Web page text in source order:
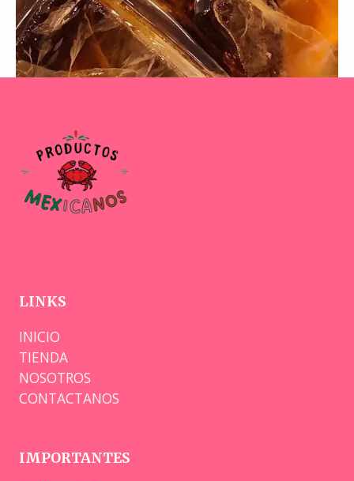
LINKS
INICIO
TIENDA
NOSOTROS
CONTACTANOS
IMPORTANTES